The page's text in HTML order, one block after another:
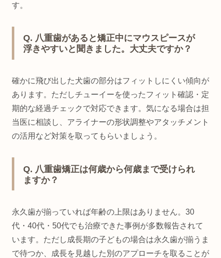
す。
Q. 八重歯があると矯正中にマウスピースが
浮きやすいと聞きました。大丈夫ですか？
確かに飛び出した犬歯の部分はフィットしにくい傾向が
あります。ただしチューイーを使ったフィット確認・定
期的な経過チェックで対応できます。気になる場合は担
当医に相談し、アライナーの形状調整やアタッチメント
の活用など対策を取ってもらいましょう。
Q. 八重歯矯正は何歳から何歳まで受けられ
ますか？
永久歯が揃っていれば年齢の上限はありません。30
代・40代・50代でも治療できた事例が多数報告されて
います。ただし成長期の子どもの場合は永久歯が揃うま
で待つか、成長を見越した別のアプローチを取ることが